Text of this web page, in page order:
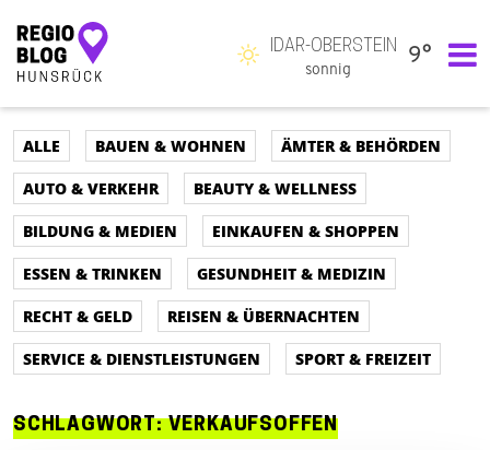
Hauptnavigation
IDAR-OBERSTEIN
sonnig
9°
ALLE BAUEN & WOHNEN
ÄMTER & BEHÖRDEN
AUTO & VERKEHR
BEAUTY & WELLNESS
BILDUNG & MEDIEN
EINKAUFEN & SHOPPEN
ESSEN & TRINKEN
GESUNDHEIT & MEDIZIN
RECHT & GELD
REISEN & ÜBERNACHTEN
SERVICE & DIENSTLEISTUNGEN
SPORT & FREIZEIT
SCHLAGWORT:VERKAUFSOFFEN